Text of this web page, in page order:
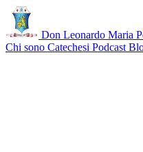
Don Leonardo Maria
Chi sono Catechesi Podcast